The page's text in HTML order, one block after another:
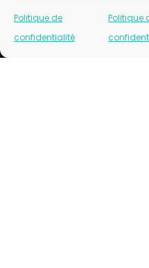
Politique de
confidentialité
Politique